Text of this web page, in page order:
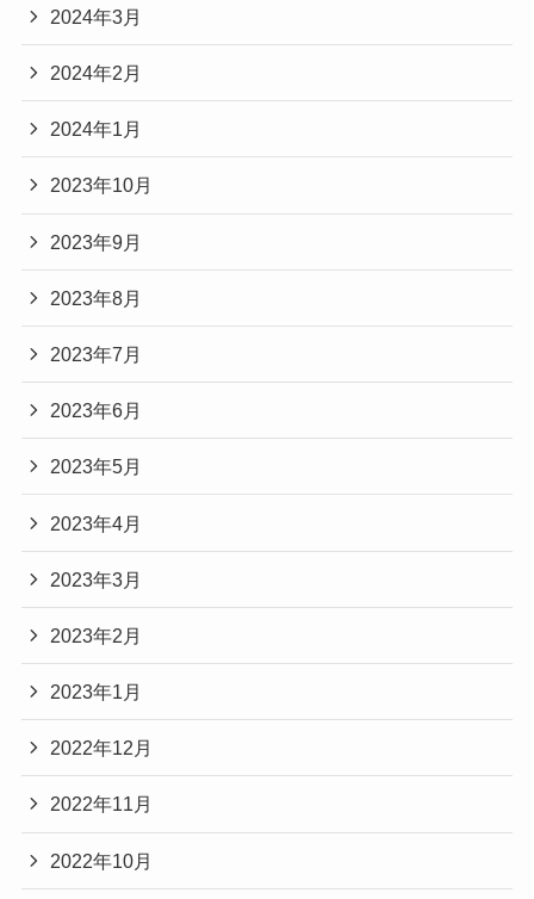
2024年3月
2024年2月
2024年1月
2023年10月
2023年9月
2023年8月
2023年7月
2023年6月
2023年5月
2023年4月
2023年3月
2023年2月
2023年1月
2022年12月
2022年11月
2022年10月